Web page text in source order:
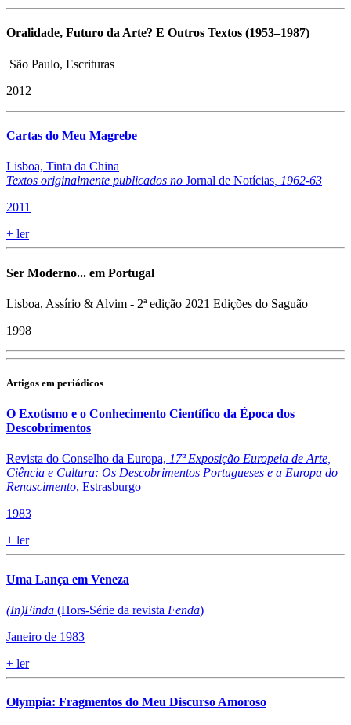
Oralidade, Futuro da Arte? E Outros Textos (1953–1987)
São Paulo, Escrituras
2012
Cartas do Meu Magrebe
Lisboa, Tinta da China
Textos originalmente publicados no Jornal de Notícias , 1962-63
2011
+ ler
Ser Moderno... em Portugal
Lisboa, Assírio & Alvim - 2ª edição 2021 Edições do Saguão
1998
Artigos em periódicos
O Exotismo e o Conhecimento Científico da Época dos
Descobrimentos
Revista do Conselho da Europa, 17ª Exposição Europeia de Arte,
Ciência e Cultura: Os Descobrimentos Portugueses e a Europa do
Renascimento, Estrasburgo
1983
+ ler
Uma Lança em Veneza
(In)Finda (Hors-Série da revista Fenda)
Janeiro de 1983
+ ler
Olympia: Fragmentos do Meu Discurso Amoroso